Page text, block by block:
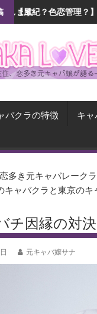
の恋愛事情を探る！
バクラの特徴 キャ
多き元キャバレーク
キャバクラと東京のキ
チ因縁の対
元キャバ嬢サナ